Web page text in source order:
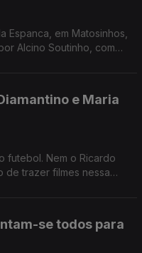
Espanca, em Matosinhos,
Alcino Soutinho, com
e Maria
futebol. Nem o Ricardo
de trazer filmes nessa
se todos para